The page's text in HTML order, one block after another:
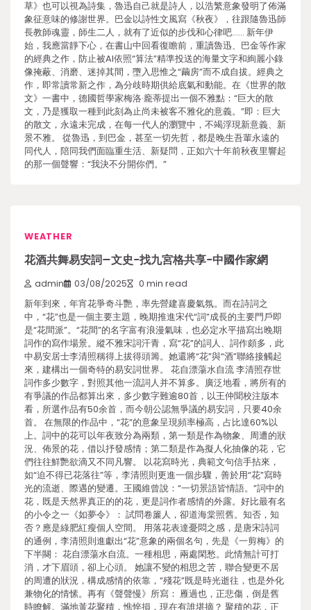
草》也可以視為詩集，魯迅自己就是詩人，以浩繁意象發明了佈滿
象征意味的修謝世界。巴金以詩性文風寫《秋夜》，往跟隨魯迅師
長教師魂靈，師生二人，就有了近似的步伐和心律吧…… 新年伊
始，我應當靜下心，在書山中回看復瞻前，重讀魯迅、巴金等作家
的經典之作，防止被AI依照“算法”精準投送的海量文字和絢麗小錄
像掩蔽、消磨、迷掉其間，墮入思惟之“繭房”而不成自拔。經典之
作，即常讀常新之作，為分歧時期供給底氣和動能。在《世界的散
文》一書中，德國哲學家梅洛·龐蒂提出一個不雅點：“巨大的散
文，乃是獲取一種到此刻為止尚未被客不雅化的意義。”即：巨大
的散文，永遠未完成，在每一代人的瀏覽中，不竭浮現新意義、新
景不雅。 從魯迅，到巴金，甚至一切先哲，都是晚生吾輩永遠的
同代人，陪同我們面臨重生活、新疑問，正如六十年前秋夜里響起
的那一個聲響：“我決不分開你們。”
WEATHER
花酒共舞易安詞–文史-找九宮格共享-中國作家網
admin 03/08/2025 0 min read
新年到來，年宵花爭奇斗艷，率先營建喜慶氣氛。而在詩詞之
中，“花”也是一個主要主題，晚期推進宋代“詞”成長的主要門戶即
是“花間派”。“花間”的名字富有浪漫氣味，也必定水平描寫出晚期
詞作的寫作場景。縱不雅宋詞汗青，寫“花”的詞人、詞作頗多，此
中易安居士李清照稱得上拔得頭籌。她還將“花”與“酒”聯絡接觸起
來，建構出一個奇特的易安詞世界。 花自漂蕩水自流 李清照存世
詞作多少數字，對照其他一流詞人并不算多。廣泛地看，將所有的
有爭議的作品都算出來，多少數字難逾80首，以王仲聞校注版本
看，所選作品有50余首，而今朝公認無爭議的易安詞，只要40余
首。 在無限的作品中，“花”的意象呈現頻率極高，占比達60%以
上。詞中的花可以年夜致分為兩類，第一類是作為物象、周遭的狀
況、佈景的花，借以抒發感情；第二類是作為擬人化抽像的花，它
們往往鮮艷欲滴又不同凡響。 以花寫時光，典範文句信手拈來，
如“迫不得已花落往”等，李清照則更進一個步驟，善於用“花”寫時
光的流逝、際遇的變遷。王國維曾說：“一切景語皆情語。”詞中的
花，既是天然界真正的的花，更是詞作者感情的外露。好比最有名
的小令之一《如夢令》： 試問卷簾人，卻道海棠照舊。知否，知
否？應是綠肥紅瘦個人空間。 用落花表達憂悶之感，是唐宋詩詞
的通例，李清照則進獻出“花”意象的兩個名句，先是《一剪梅》的
下半闋： 花自漂蕩水自流。一種相思，兩處閑愁。此情無計可打
消，才下眉頭，卻上心頭。 她讓不變的相思之苦，聯合變更不居
的周遭的狀況，構成感情的依靠，“殘花”既是時光逝往，也是外化
兼物化的情愫。再有《聲聲慢》所寫： 雁過也，正悲傷，倒是舊
時瞭解。滿地黃花聚積，憔悴損，現在有誰堪摘？ 聚積的花，正